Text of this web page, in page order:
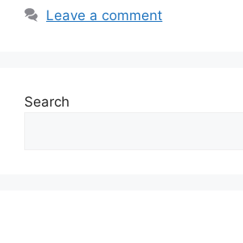
Leave a comment
Search